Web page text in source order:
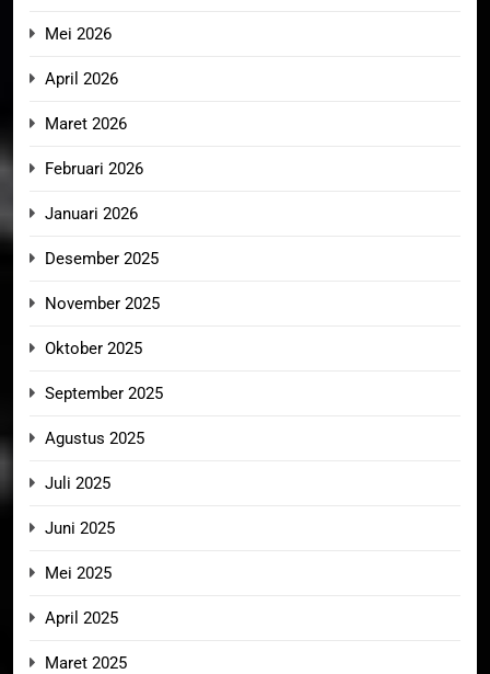
Mei 2026
April 2026
Maret 2026
Februari 2026
Januari 2026
Desember 2025
November 2025
Oktober 2025
September 2025
Agustus 2025
Juli 2025
Juni 2025
Mei 2025
April 2025
Maret 2025